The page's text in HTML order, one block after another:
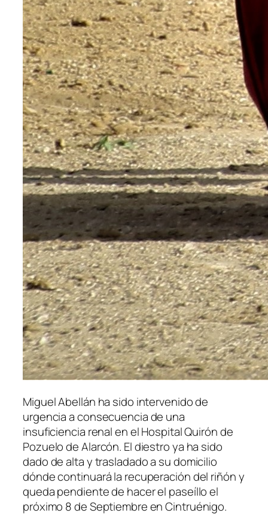
Miguel Abellán ha sido intervenido de
urgencia a consecuencia de una
insuficiencia renal en el Hospital Quirón de
Pozuelo de Alarcón. El diestro ya ha sido
dado de alta y trasladado a su domicilio
dónde continuará la recuperación del riñón y
queda pendiente de hacer el paseíllo el
próximo 8 de Septiembre en Cintruénigo.